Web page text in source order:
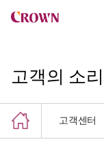
고객의 소리
고객센터